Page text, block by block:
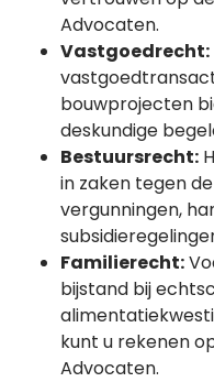
Advocaten.
Vastgoedrecht:
bouwprojecten
deskundige
Bestuursrecht:
in zaken tegen
vergunningen,
Familierecht:
bijstand bij
kunt u rekenen
Advocaten.